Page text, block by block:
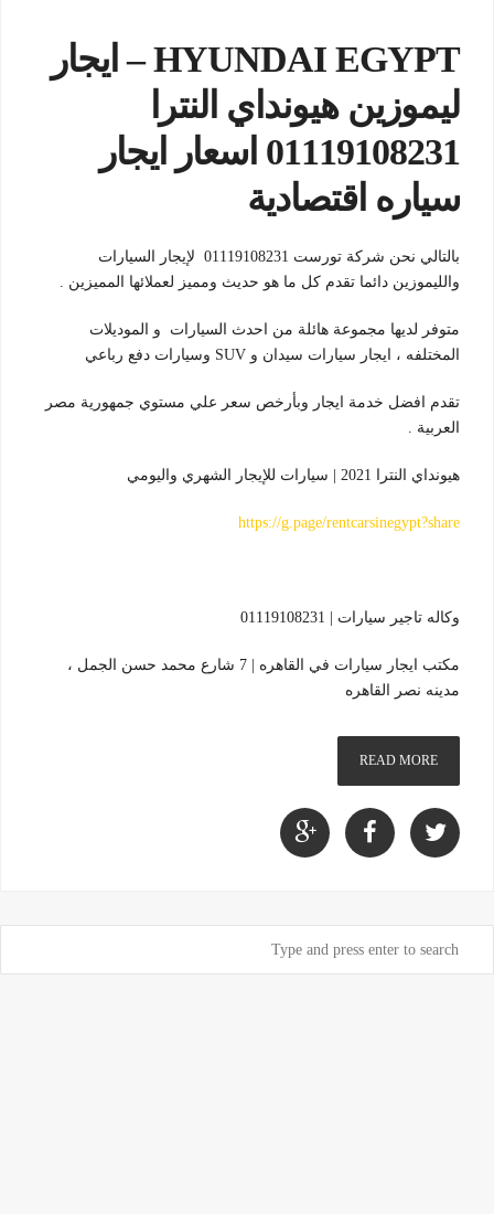
HYUNDAI EGYPT – ايجار
ليموزين هيونداي النترا
01119108231 اسعار ايجار
سياره اقتصادية
بالتالي نحن شركة تورست 01119108231 لإيجار السيارات
والليموزين دائما تقدم كل ما هو حديث ومميز لعملائها المميزين .
متوفر لديها مجموعة هائلة من احدث السيارات و الموديلات
المختلفه ، ايجار سيارات سيدان و SUV وسيارات دفع رباعي
تقدم افضل خدمة ايجار وبأرخص سعر علي مستوي جمهورية مصر
العربية .
هيونداي النترا 2021 | سيارات للإيجار الشهري واليومي
https://g.page/rentcarsinegypt?share
وكاله تاجير سيارات | 01119108231
مكتب ايجار سيارات في القاهره | 7 شارع محمد حسن الجمل ،
مدينه نصر القاهره
READ MORE